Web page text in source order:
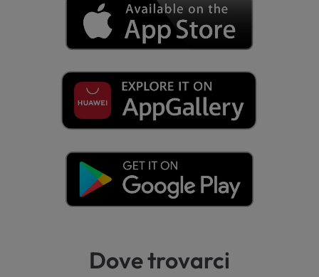
Dove trovarci